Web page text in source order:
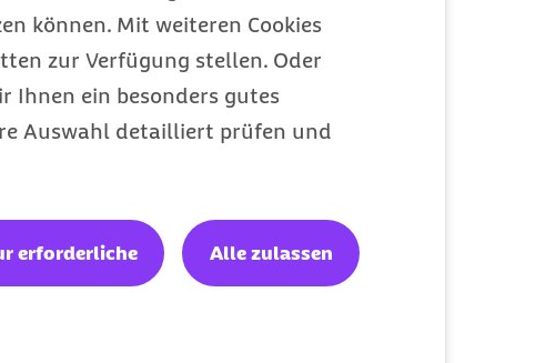
können. Mit weiteren Cookies
zur Verfügung stellen. Oder
Ihnen ein besonders gutes
Auswahl detailliert prüfen und
erforderliche Alle zulassen